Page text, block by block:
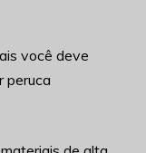
você deve
peruca